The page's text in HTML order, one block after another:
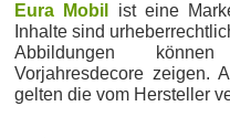
Eura Mobil ist eine
Inhalte sind
Abbildungen
Vorjahresdecore zeigen.
gelten die vom Hersteller